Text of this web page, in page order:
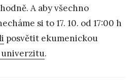
A aby všechno
si to 17. 10. od 17:00 h
posvětit ekumenickou
univerzitu.